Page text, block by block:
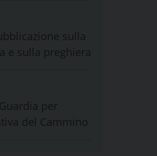
sulla
e sulla preghiera
per
del Cammino